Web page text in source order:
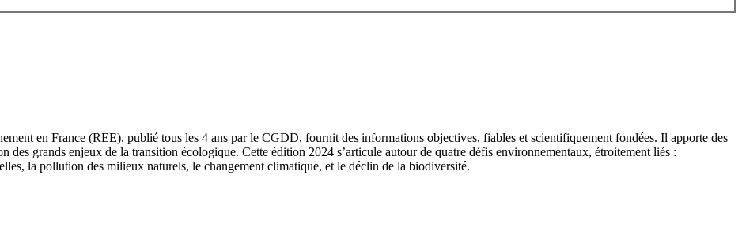
en France (REE), publié tous les 4 ans par le CGDD, fournit des informations objectives, fiables et scientifiquement fondées. Il apporte des
des grands enjeux de la transition écologique. Cette édition 2024 s’articule autour de quatre défis environnementaux, étroitement liés :
la pollution des milieux naturels, le changement climatique, et le déclin de la biodiversité.